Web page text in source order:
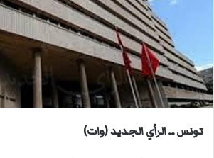
ر
ي
د
ا
إ
ك
ت
تونس ــ الرأي الجديد (وات)